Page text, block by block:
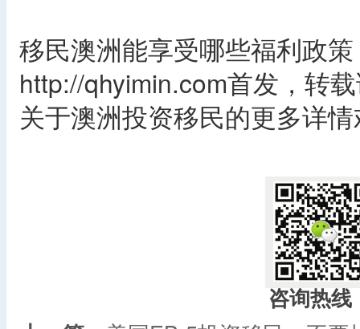
移民澳洲能享受哪些福利政
http://qhyimin.com首发，转
关于澳洲投资移民的更多详
咨询热线